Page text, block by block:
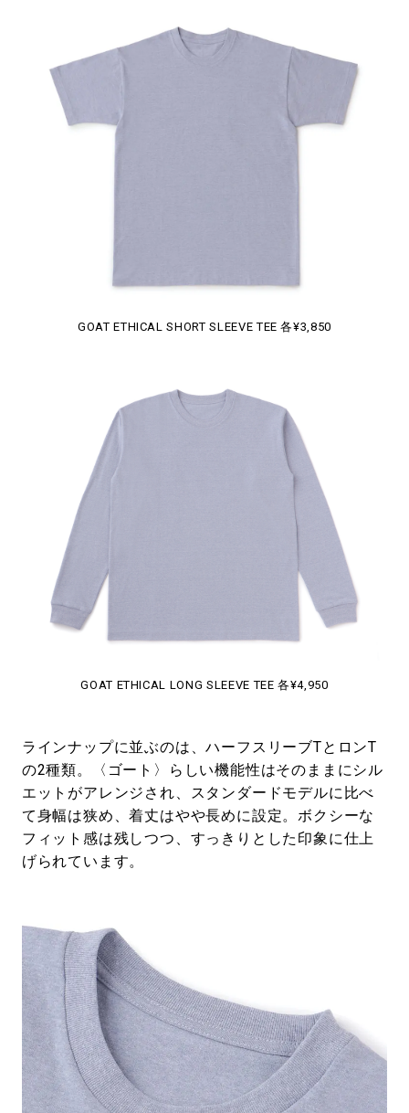
GOAT ETHICAL SHORT SLEEVE TEE 各¥3,850
GOAT ETHICAL LONG SLEEVE TEE 各¥4,950
ラインナップに並ぶのは、ハーフスリーブTとロンT
の2種類。〈ゴート〉らしい機能性はそのままにシル
エットがアレンジされ、スタンダードモデルに比べ
て身幅は狭め、着丈はやや長めに設定。ボクシーな
フィット感は残しつつ、すっきりとした印象に仕上
げられています。